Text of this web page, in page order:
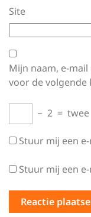
Site
Mijn naam, e-
voor de volgende
− 2 = twee
Stuur mij een
Stuur mij een